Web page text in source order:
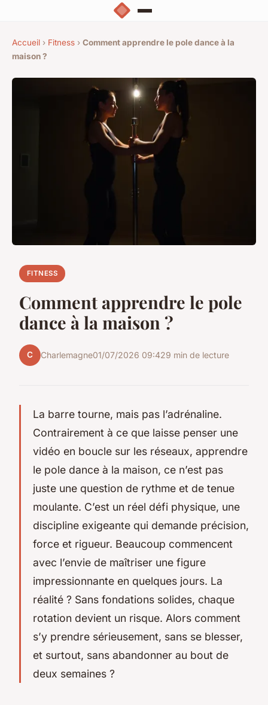
Accueil › Fitness › Comment apprendre le pole dance à la
maison ?
FITNESS
Comment apprendre le pole
dance à la maison ?
C Charlemagne01/07/2026 09:429 min de lecture
La barre tourne, mais pas l’adrénaline.
Contrairement à ce que laisse penser une
vidéo en boucle sur les réseaux, apprendre
le pole dance à la maison, ce n’est pas
juste une question de rythme et de tenue
moulante. C’est un réel défi physique, une
discipline exigeante qui demande précision,
force et rigueur. Beaucoup commencent
avec l’envie de maîtriser une figure
impressionnante en quelques jours. La
réalité ? Sans fondations solides, chaque
rotation devient un risque. Alors comment
s’y prendre sérieusement, sans se blesser,
et surtout, sans abandonner au bout de
deux semaines ?